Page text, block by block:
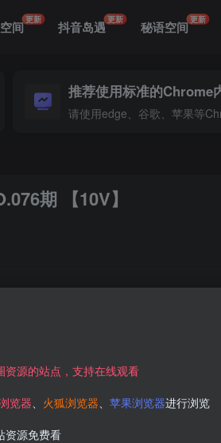
间更新 抖音岛遇更新 秘语空间更新
期 【10V】
【10个精彩视频】，在线畅享抖
份简单的快乐与放松。无需等待，
源的站点，支持在线观看
览器、 火狐浏览器、 苹果浏览器进行浏览
资源免费看